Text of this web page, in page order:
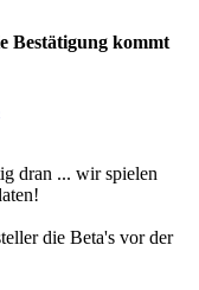
Bestätigung kommt
dran ... wir spielen
die Beta's vor der